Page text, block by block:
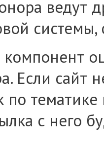
ведут
системы,
Если
по
с него